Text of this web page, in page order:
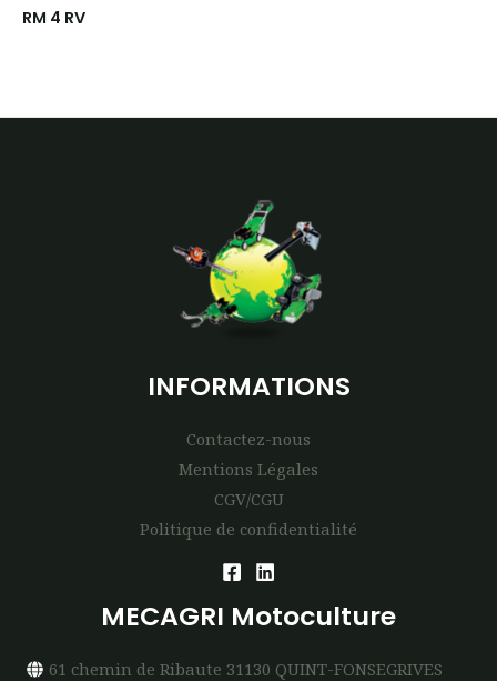
RM 4 RV
INFORMATIONS
Contactez-nous
Mentions Légales
CGV/CGU
Politique de confidentialité
MECAGRI Motoculture
61 chemin de Ribaute 31130 QUINT-FONSEGRIVES